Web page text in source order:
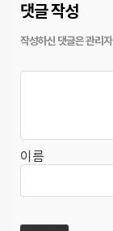
댓글 작성
이름